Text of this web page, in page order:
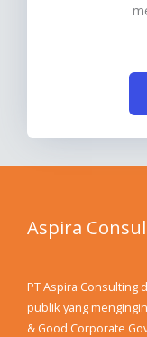
Aspira
PT Aspira Consulting
publik yang
& Good Corporate